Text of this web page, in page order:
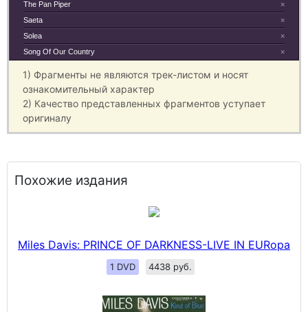
×
The Pan Piper
×
Saeta
×
Solea
×
Song Of Our Country
1) Фрагменты не являются трек-листом и носят
ознакомительный характер
2) Качество представленных фрагментов уступает
оригиналу
Похожие издания
Miles Davis: PRINCE OF DARKNESS-LIVE IN EURopa
1 DVD 4438 руб.